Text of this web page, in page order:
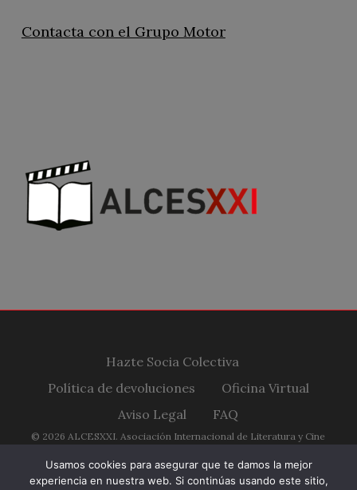
Contacta con el Grupo Motor
Hazte Socia Colectiva
Política de devoluciones
Oficina Virtual
Aviso Legal
FAQ
© 2026 ALCESXXI. Asociación Internacional de Literatura y Cine
Usamos cookies para asegurar que te damos la mejor
experiencia en nuestra web. Si continúas usando este sitio,